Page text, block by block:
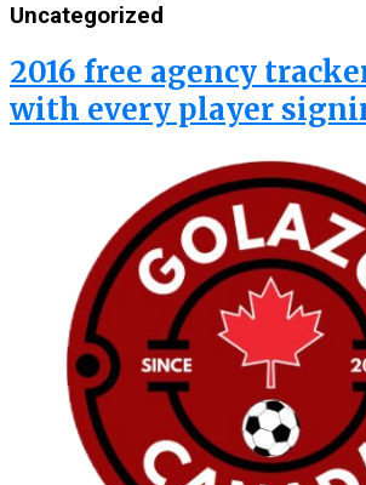
Uncategorized
2016 free agency
with every player